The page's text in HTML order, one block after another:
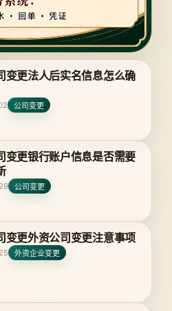
变更法人后实名信息怎么确
公司变更
变更银行账户信息是否需要
公司变更
变更外资公司变更注意事项
外资企业变更